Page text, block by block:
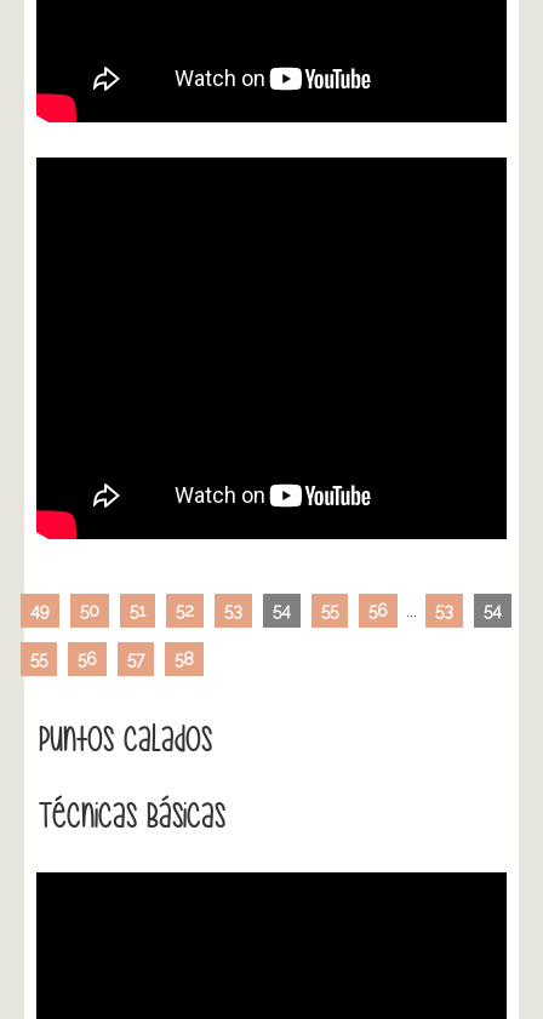
49 50 51 52 53 54 55 56 53 54
55 56 57 58
Puntos Calados
Técnicas Básicas